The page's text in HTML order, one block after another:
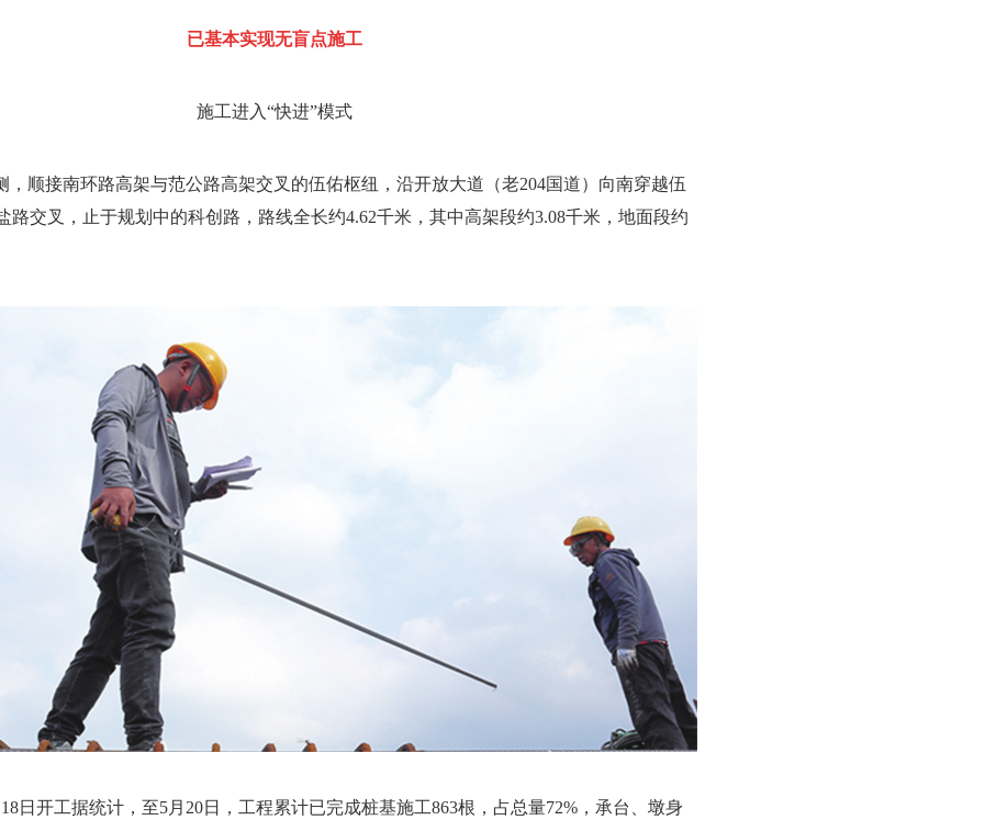
已基本实现无盲点施工
施工进入“快进”模式
，顺接南环路高架与范公路高架交叉的伍佑枢纽，沿开放大道（老204国道）向南穿越伍
路交叉，止于规划中的科创路，路线全长约4.62千米，其中高架段约3.08千米，地面段约
日开工据统计，至5月20日，工程累计已完成桩基施工863根，占总量72%，承台、墩身